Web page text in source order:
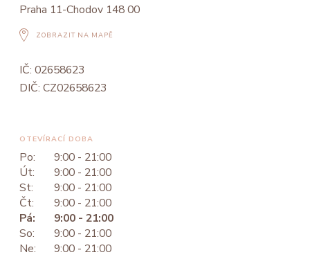
Praha 11-Chodov 148 00
ZOBRAZIT NA MAPĚ
IČ: 02658623
DIČ: CZ02658623
OTEVÍRACÍ DOBA
Po:
9:00 - 21:00
Út:
9:00 - 21:00
St:
9:00 - 21:00
Čt:
9:00 - 21:00
Pá:
9:00 - 21:00
So:
9:00 - 21:00
Ne:
9:00 - 21:00